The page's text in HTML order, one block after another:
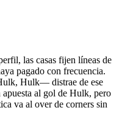
las casas fijen líneas de
pagado con frecuencia.
Hulk— distrae de ese
al gol de Hulk, pero
va al over de corners sin